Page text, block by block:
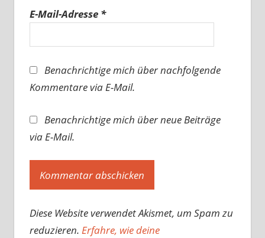
E-Mail-Adresse *
Benachrichtige mich über nachfolgende
Kommentare via E-Mail.
Benachrichtige mich über neue Beiträge
via E-Mail.
Diese Website verwendet Akismet, um Spam zu
reduzieren. Erfahre, wie deine